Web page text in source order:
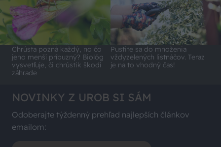
Chrústa pozná každý, no čo
jeho menší príbuzný? Biológ
vysvetľuje, či chrústik škodí
záhrade
Pustite sa do množenia
vždyzelených listnáčov. Teraz
je na to vhodný čas!
NOVINKY Z UROB SI SÁM
Odoberajte týždenný prehľad najlepších článkov
emailom: